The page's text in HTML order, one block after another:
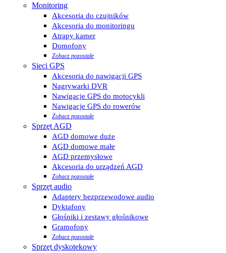
Monitoring
Akcesoria do czujników
Akcesoria do monitoringu
Atrapy kamer
Domofony
Zobacz pozostałe
Sieci GPS
Akcesoria do nawigacji GPS
Nagrywarki DVR
Nawigacje GPS do motocykli
Nawigacje GPS do rowerów
Zobacz pozostałe
Sprzęt AGD
AGD domowe duże
AGD domowe małe
AGD przemysłowe
Akcesoria do urządzeń AGD
Zobacz pozostałe
Sprzęt audio
Adaptery bezprzewodowe audio
Dyktafony
Głośniki i zestawy głośnikowe
Gramofony
Zobacz pozostałe
Sprzęt dyskotekowy